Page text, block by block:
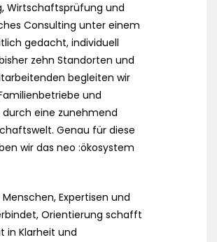
Wirtschaftsprüfung und
Consulting unter einem
gedacht, individuell
zehn Standorten und
begleiten wir
und
eine zunehmend
Genau für diese
wir das neo :ökosystem
Expertisen und
Orientierung schafft
in Klarheit und